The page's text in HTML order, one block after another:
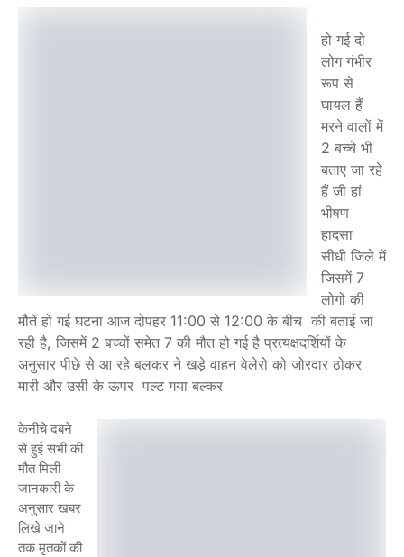
हो गई दो
लोग गंभीर
रूप से
घायल हैं
मरने वालों में
2 बच्चे भी
बताए जा रहे
हैं जी हां
भीषण
हादसा
सीधी जिले में
जिसमें 7
लोगों की
मौतें हो गई घटना आज दोपहर 11:00 से 12:00 के बीच की बताई जा
रही है, जिसमें 2 बच्चों समेत 7 की मौत हो गई है प्रत्यक्षदर्शियों के
अनुसार पीछे से आ रहे बलकर ने खड़े वाहन वेलेरो को जोरदार ठोकर
मारी और उसी के ऊपर पल्ट गया बल्कर
केनीचे दबने
से हुई सभी की
मौत मिली
जानकारी के
अनुसार खबर
लिखे जाने
तक मृतकों की